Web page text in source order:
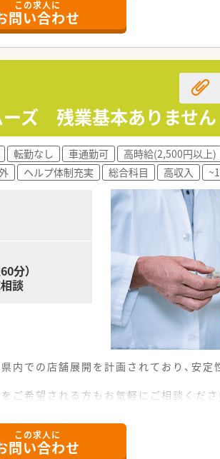
つながります。
く場合がございます。
看護師・事務職全ての職員を集めての勉
修等も行われています。
算定方法等の教育カリキュラムをご準備
カ月の病院研修も行われています。
店舗を増やしていく方針です。
ます。
らっしゃいます。
務で感じたことや、患者さまからの要望
二次元バーコードやクリーンベンチ、ピ
この求人に
問い合わせ
ーズ 残業基本ありません
転勤なし 車通勤可
高時給(2,500円以上)
ヘルプ体制充実 総合科目 高収入
分）
談
での店舗展開を計画されており、安定
希望される方もお気軽にご相談くださ
ています。
この求人に
問い合わせ